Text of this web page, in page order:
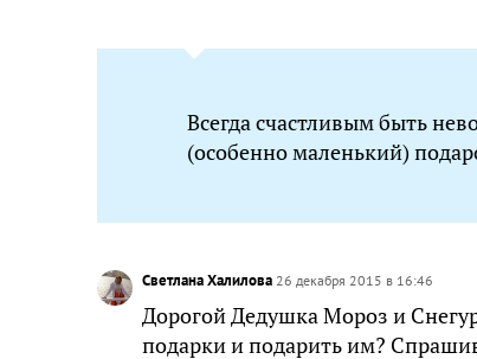
Всегда счастливым быть
(особенно маленький)
Светлана Халилова 26 декабря 2015 в 16:46
Дорогой Дедушка Мороз и
подарки и подарить им?